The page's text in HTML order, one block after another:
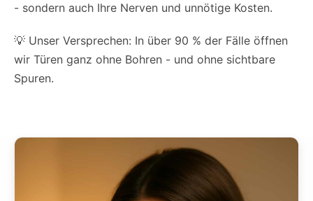
- sondern auch Ihre Nerven und unnötige Kosten.
💡 Unser Versprechen: In über 90 % der Fälle öffnen
wir Türen ganz ohne Bohren - und ohne sichtbare
Spuren.